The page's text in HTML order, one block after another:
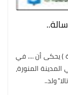
) يحكى أن .... في
المدينة المنورة،
ولد..